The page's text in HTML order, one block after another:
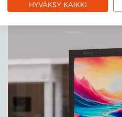
HYVÄKSY KAIKKI